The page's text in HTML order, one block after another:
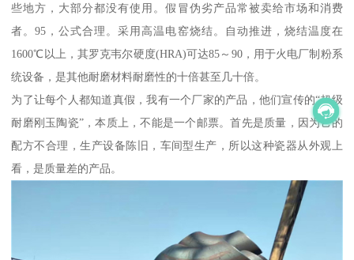
些地方，大部分都没有使用。假冒伪劣产品常被卖给市场和消费
者。95，公式合理。采用高温电窑烧结。自动推进，烧结温度在
1600℃以上，其罗克韦尔硬度(HRA)可达85～90，用于火电厂制粉系
统设备，是其他耐磨材料耐磨性的十倍甚至几十倍。
为了让每个人都知道真假，我有一个厂家的产品，他们宣传的“超级
耐磨刚玉陶瓷”，本质上，不能是一个邮票。首先是质量，因为它的
配方不合理，生产设备陈旧，车间型生产，所以这种瓷器从外观上
看，是质量差的产品。